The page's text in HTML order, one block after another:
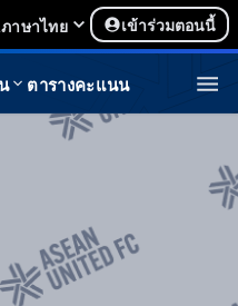
ภาษาไทย เข้าร่วมตอนนี้
ตารางคะแนน